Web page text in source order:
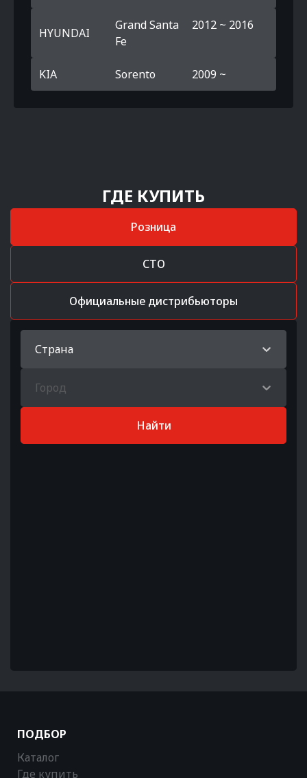
HYUNDAI
Grand Santa
Fe
2012 ~ 2016
KIA Sorento 2009 ~
ГДЕ КУПИТЬ
Розница
СТО
Официальные дистрибьюторы
Страна
Город
Найти
ПОДБОР
Каталог
Где купить